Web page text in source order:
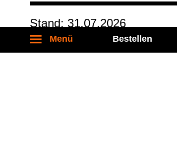
Menü Bestellen
Stand: 31.07.2026